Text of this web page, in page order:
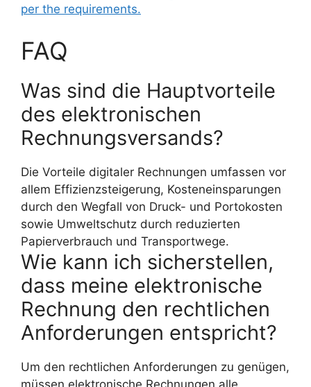
per the requirements.
FAQ
Was sind die Hauptvorteile
des elektronischen
Rechnungsversands?
Die Vorteile digitaler Rechnungen umfassen vor
allem Effizienzsteigerung, Kosteneinsparungen
durch den Wegfall von Druck- und Portokosten
sowie Umweltschutz durch reduzierten
Papierverbrauch und Transportwege.
Wie kann ich sicherstellen,
dass meine elektronische
Rechnung den rechtlichen
Anforderungen entspricht?
Um den rechtlichen Anforderungen zu genügen,
müssen elektronische Rechnungen alle